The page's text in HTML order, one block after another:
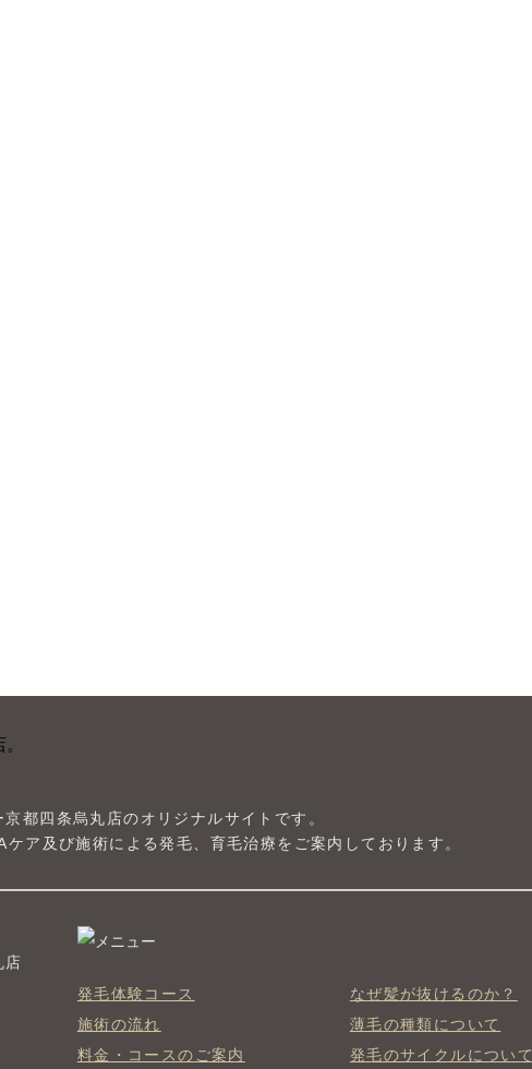
都四条烏丸店のオリジナルサイトです。
ア及び施術による発毛、育毛治療をご案内しております。
店
発毛体験コース
施術の流れ
料金・コースのご案内
なぜ髪が抜けるのか？
薄毛の種類について
発毛のサイクルについて